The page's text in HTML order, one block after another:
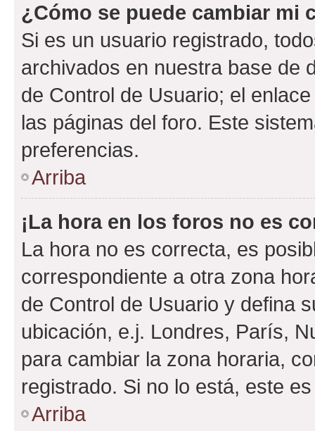
¿Cómo se puede cambiar mi
Si es un usuario registrado,
archivados en nuestra base de
de Control de Usuario; el
las páginas del foro. Este
preferencias.
Arriba
¡La hora en los foros no es
La hora no es correcta, es
correspondiente a otra zona
de Control de Usuario y defina
ubicación, e.j. Londres, París,
para cambiar la zona horaria,
registrado. Si no lo está, este
Arriba